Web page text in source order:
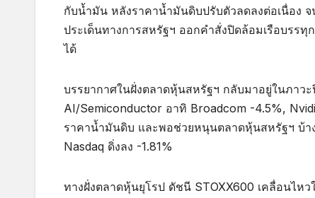
กับน้ำมัน หลังราคาน้ำมันดิบปรับตัวลดลงต่อเนื่อง
ประเด็นทางการสหรัฐฯ ออกคำสั่งปิดล้อมเรือบรร
ได้
บรรยากาศในฝั่งตลาดหุ้นสหรัฐฯ กลับมาอยู่ในภาว
AI/Semiconductor อาทิ Broadcom -4.5%,
ราคาน้ำมันดิบ และพอช่วยหนุนตลาดหุ้นสหรัฐฯ บ้า
Nasdaq ดิ่งลง -1.81%
ทางฝั่งตลาดหุ้นยุโรป ดัชนี STOXX600 เคลื่อนไห